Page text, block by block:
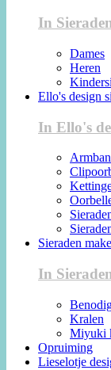
In
Dames
Heren
Ello's design
In Ello's
Sieraden
In
Kralen
Miyuki
Opruiming
Lieselotje